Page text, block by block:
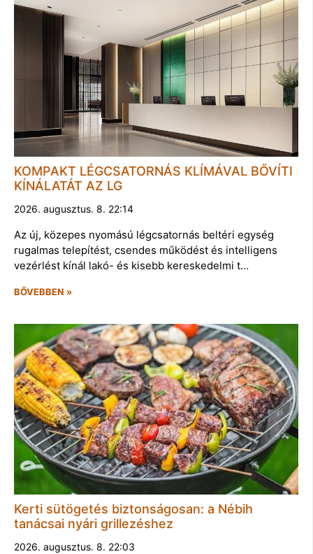
KOMPAKT LÉGCSATORNÁS KLÍMÁVAL BŐVÍTI
KÍNÁLATÁT AZ LG
2026. augusztus. 8. 22:14
Az új, közepes nyomású légcsatornás beltéri egység
rugalmas telepítést, csendes működést és intelligens
vezérlést kínál lakó- és kisebb kereskedelmi t…
BŐVEBBEN »
Kerti sütögetés biztonságosan: a Nébih
tanácsai nyári grillezéshez
2026. augusztus. 8. 22:03